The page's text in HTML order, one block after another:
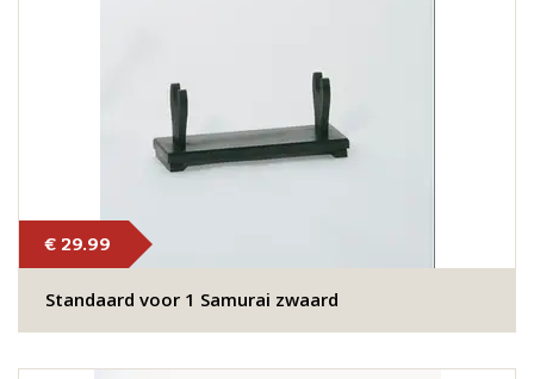
€ 29.99
Standaard voor 1 Samurai zwaard